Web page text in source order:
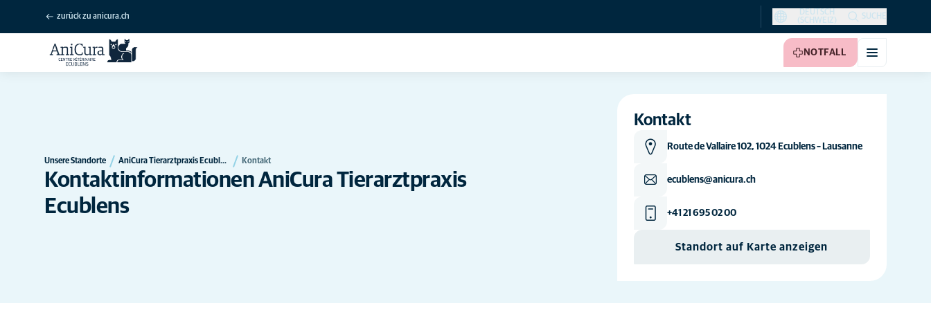
zurück zu anicura.ch
DEUTSCH
(SCHWEIZ)
SUCHE
NOTFALL
Unsere Standorte AniCura Tierarztpraxis Ecublens Kontakt
Kontaktinformationen AniCura Tierarztpraxis
Ecublens
Kontakt
Route de Vallaire 102, 1024 Ecublens – Lausanne
ecublens@anicura.ch
+41 21 695 02 00
Standort auf Karte anzeigen